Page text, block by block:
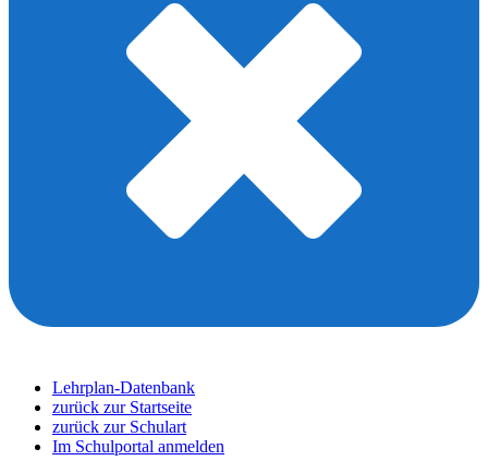
Lehrplan-Datenbank
zurück zur Startseite
zurück zur Schulart
Im Schulportal anmelden